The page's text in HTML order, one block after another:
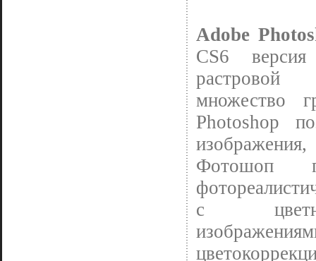
Adobe
CS6
растровой
множество
Photoshop
Фотошоп
с